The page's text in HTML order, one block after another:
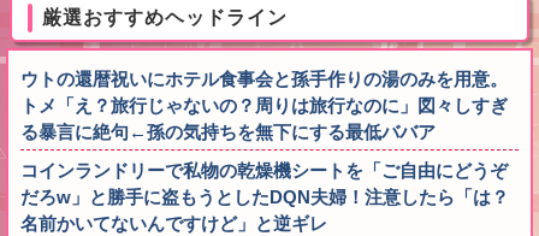
厳選おすすめヘッドライン
ウトの還暦祝いにホテル食事会と孫手作りの湯のみを用意。
トメ「え？旅行じゃないの？周りは旅行なのに」図々しすぎ
る暴言に絶句←孫の気持ちを無下にする最低ババア
コインランドリーで私物の乾燥機シートを「ご自由にどうぞ
だろw」と勝手に盗もうとしたDQN夫婦！注意したら「は？
名前かいてないんですけど」と逆ギレ